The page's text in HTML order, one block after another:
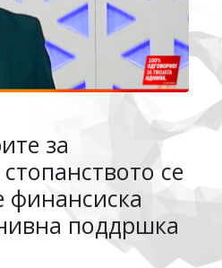
за
се
финансиска
поддршка